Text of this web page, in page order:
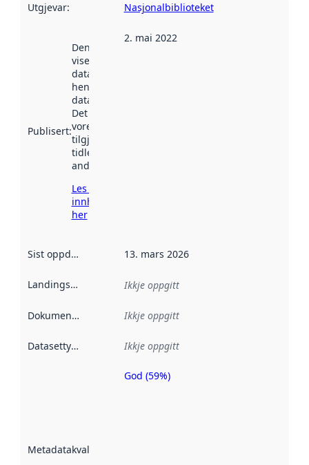
Utgjevar: Nasjonalbiblioteket
Publisert:
Denne datoen
viser når
datasettet vart
henta inn av
data.norge.no.
Det kan ha
vore
tilgjengeleg
tidlegare
andre stader.
Les meir om
innhenting
her
2. mai 2022
Sist oppdatert 13. mars 2026
Landingsside Ikkje oppgitt
Dokumentasjon Ikkje oppgitt
Datasettype Ikkje oppgitt
Metadatakvalitet
Metadatakvalitet
God (59%)